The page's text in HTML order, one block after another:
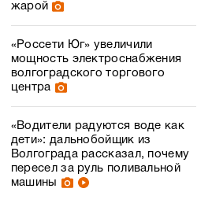
жарой
«Россети Юг» увеличили
мощность электроснабжения
волгоградского торгового
центра
«Водители радуются воде как
дети»: дальнобойщик из
Волгограда рассказал, почему
пересел за руль поливальной
машины